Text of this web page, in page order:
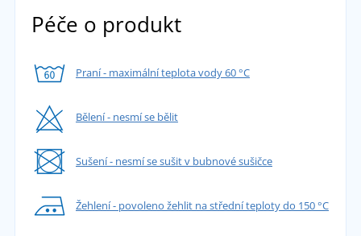
Péče o produkt
Praní - maximální teplota vody 60 °C
Bělení - nesmí se bělit
Sušení - nesmí se sušit v bubnové sušičce
Žehlení - povoleno žehlit na střední teploty do 150 °C